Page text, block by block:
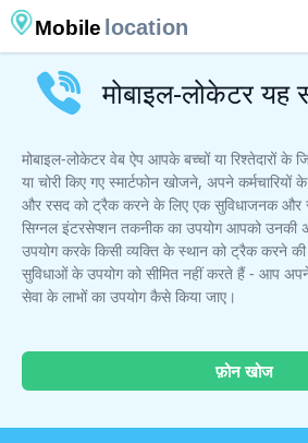
Mobile location
मोबाइल-लोकेटर
मोबाइल-लोकेटर वेब ऐप आपके बच्चों या रिश्तेदारों के
या चोरी किए गए स्मार्टफोन खोजने, अपने कर्मचारियों
और रसद को ट्रैक करने के लिए एक सुविधाजनक और
सिग्नल इंटरसेप्शन तकनीक का उपयोग आपको उनकी
उपयोग करके किसी व्यक्ति के स्थान को ट्रैक करने
सुविधाओं के उपयोग को सीमित नहीं करते हैं - आप
सेवा के लाभों का उपयोग कैसे किया जाए।
फ़ोन खोज